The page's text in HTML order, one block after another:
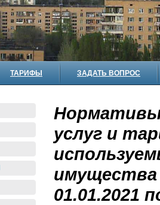
ТАРИФЫ ЗАДАТЬ ВОПРОС
услуг и
имущества
01.01.2021